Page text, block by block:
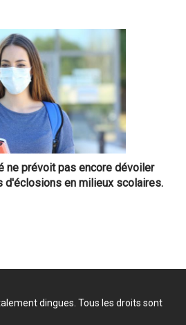
ne prévoit pas encore dévoiler
d'éclosions en milieux scolaires.
dingues. Tous les droits sont